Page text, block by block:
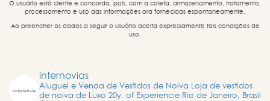
O usuário está ciente e concorda, pois, com a coleta, armazenamento, tratamento,
processamento e uso das informações ora fornecidas espontaneamente.
Ao preencher os dados a seguir o usuário aceita expressamente tais condições de
uso.
internovias
Aluguel e Venda de Vestidos de Noiva Loja de vestidos
de noiva de Luxo 20y. of Experiencie Rio de Janeiro, Brasil